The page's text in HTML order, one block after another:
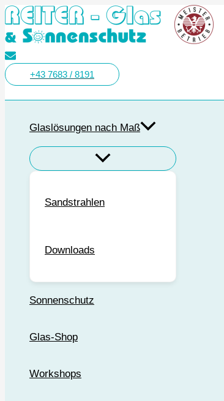
Zum
Inhalt
springen
+43 7683 / 8191
Glaslösungen nach Maß
Sandstrahlen
Downloads
Sonnenschutz
Glas-Shop
Workshops
OSTER-
WORKSHOP
für
Kinder
Kinderworkshop
–
Glas
schmelzen
„Ostern
und